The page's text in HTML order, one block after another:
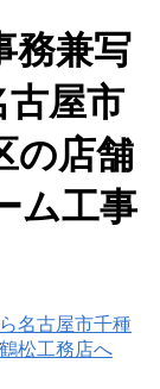
務兼写
古屋市
の店舗
ム工事